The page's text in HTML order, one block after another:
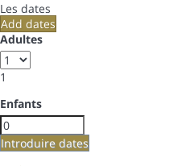
Les dates
Add dates
Adultes
1
Enfants
Introduire dates